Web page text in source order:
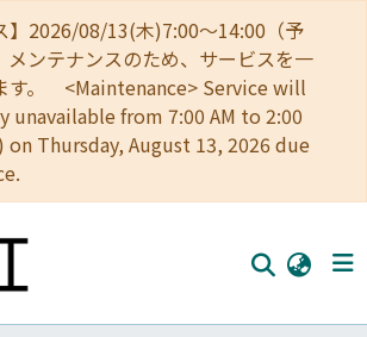
】2026/08/13(木)7:00～14:00（予
メンテナンスのため、サービスを一
す。 <Maintenance> Service will
unavailable from 7:00 AM to 2:00
Thursday, August 13, 2026 due